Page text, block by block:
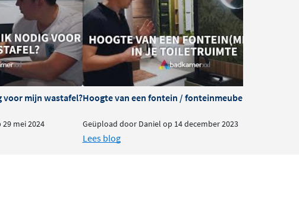
voor mijn wastafel?
mei 2024
Hoogte van een fontein / fonteinmeubel in je
Geüpload door Daniel op 14 december 2023
Lees blog